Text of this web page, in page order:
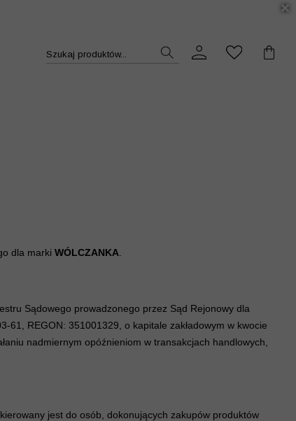
>>
Szukaj produktów...
dla marki WÓLCZANKA
Sądowego prowadzonego przez Sąd Rejonowy dla
61, REGON: 351001329, o kapitale zakładowym w kwocie
nadmiernym opóźnieniom w transakcjach handlowych,
jest do osób, dokonujących zakupów produktów